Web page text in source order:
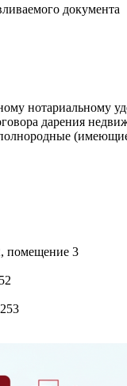
документа
нотариальному
дарения
помещение 3